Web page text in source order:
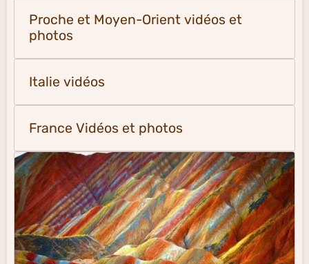
Proche et Moyen-Orient vidéos et
photos
Italie vidéos
France Vidéos et photos